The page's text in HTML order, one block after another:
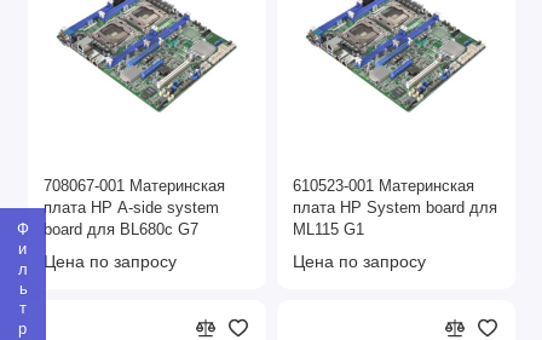
Фильтр
708067-001 Материнская
плата HP A-side system
board для BL680c G7
Цена по запросу
610523-001 Материнская
плата HP System board для
ML115 G1
Цена по запросу